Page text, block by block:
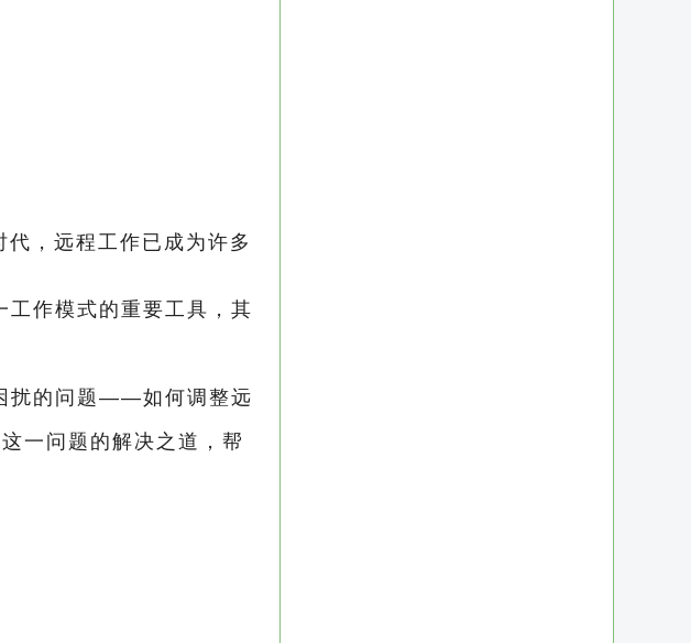
，远程工作已成为许多
作模式的重要工具，其
扰的问题——如何调整远
一问题的解决之道，帮